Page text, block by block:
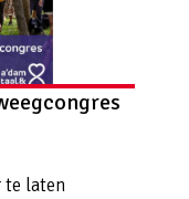
te laten